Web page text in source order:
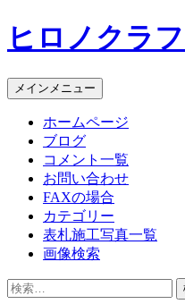
コ
ン
ン
ツ
ヒロノクラ
メインメニュー
ホームページ
ブログ
コメント一覧
お問い合わせ
FAXの場合
カテゴリー
表札施工写真一覧
画像検索
検